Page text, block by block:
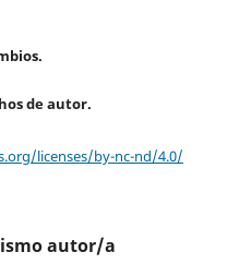
de autor.
licenses/by-nc-nd/4.0/
autor/a